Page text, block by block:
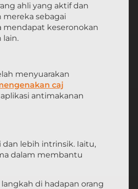
ahli yang aktif dan
mereka sebagai
mendapat keseronokan
lain.
menyuarakan
caj
antimakanan
lebih intrinsik. Iaitu,
dalam membantu
di hadapan orang